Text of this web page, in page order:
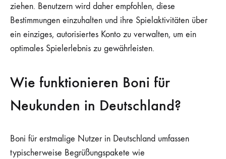
ziehen. Benutzern wird daher empfohlen, diese
Bestimmungen einzuhalten und ihre Spielaktivitäten über
ein einziges, autorisiertes Konto zu verwalten, um ein
optimales Spielerlebnis zu gewährleisten.
Wie funktionieren Boni für
Neukunden in Deutschland?
Boni für erstmalige Nutzer in Deutschland umfassen
typischerweise Begrüßungspakete wie